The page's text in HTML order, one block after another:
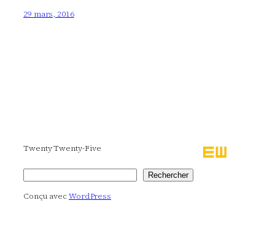
29 mars, 2016
Twenty Twenty-Five
Rechercher Rechercher
Conçu avecWordPress